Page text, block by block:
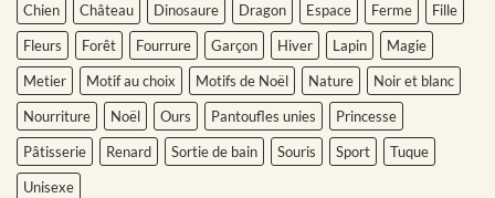
Chien
Château Dinosaure Dragon Espace Ferme
Fille
Fleurs
Forêt Fourrure Garçon Hiver Lapin
Magie
Metier
Motif au choix Motifs de Noël Nature
Noir et blanc
Nourriture
Noël Ours Pantoufles unies
Princesse
Pâtisserie
Renard Sortie de bain Souris Sport
Tuque
Unisexe